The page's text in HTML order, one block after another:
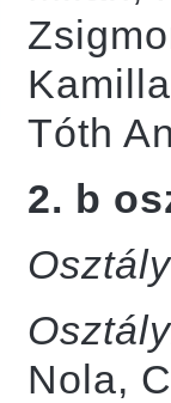
Tóth
2. b
Nola,